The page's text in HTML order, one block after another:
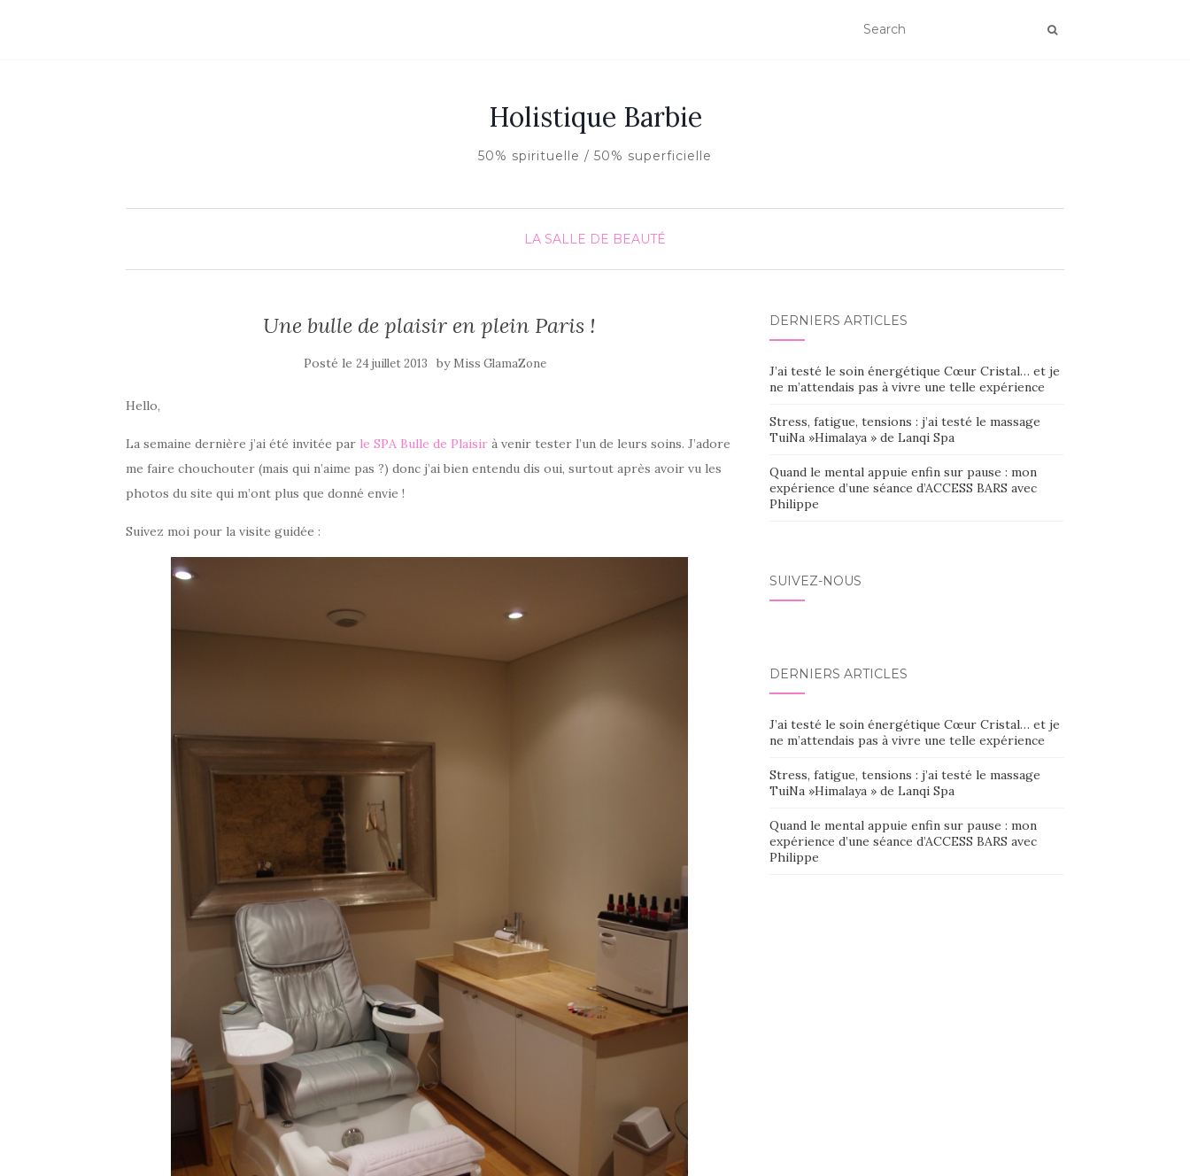
Holistique Barbie
50% spirituelle / 50% superficielle
LA SALLE DE BEAUTÉ
Une bulle de plaisir en plein Paris !
Posté le24 juillet 2013 by Miss GlamaZone
Hello,
La semaine dernière j’ai été invitée par le SPA Bulle de Plaisir à venir tester l’un de leurs soins. J’adore
me faire chouchouter (mais qui n’aime pas ?) donc j’ai bien entendu dis oui, surtout après avoir vu les
photos du site qui m’ont plus que donné envie !
Suivez moi pour la visite guidée :
DERNIERS ARTICLES
J’ai testé le soin énergétique Cœur Cristal… et je
ne m’attendais pas à vivre une telle expérience
Stress, fatigue, tensions : j’ai testé le massage
TuiNa »Himalaya » de Lanqi Spa
Quand le mental appuie enfin sur pause : mon
expérience d’une séance d’ACCESS BARS avec
Philippe
SUIVEZ-NOUS
DERNIERS ARTICLES
J’ai testé le soin énergétique Cœur Cristal… et je
ne m’attendais pas à vivre une telle expérience
Stress, fatigue, tensions : j’ai testé le massage
TuiNa »Himalaya » de Lanqi Spa
Quand le mental appuie enfin sur pause : mon
expérience d’une séance d’ACCESS BARS avec
Philippe